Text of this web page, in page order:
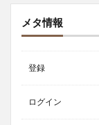
メタ情報
登録
ログイン